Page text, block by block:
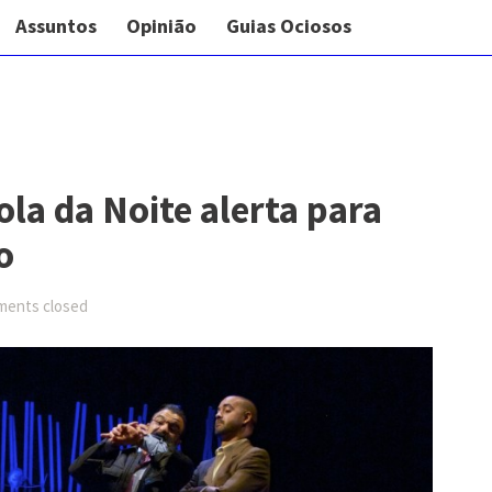
Assuntos Opinião Guias Ociosos
da Noite alerta para
closed